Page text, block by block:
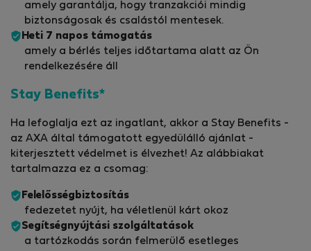
amely garantálja, hogy tranzakciói mindig
biztonságosak és csalástól mentesek.
Heti 7 napos támogatás
amely a bérlés teljes időtartama alatt az Ön
rendelkezésére áll
Stay Benefits*
Ha lefoglalja ezt az ingatlant, akkor a Stay Benefits -
az AXA által támogatott egyedülálló ajánlat -
kiterjesztett védelmet is élvezhet! Az alábbiakat
tartalmazza ez a csomag:
Felelősségbiztosítás
fedezetet nyújt, ha véletlenül kárt okoz
Segítségnyújtási szolgáltatások
a tartózkodás során felmerülő esetleges